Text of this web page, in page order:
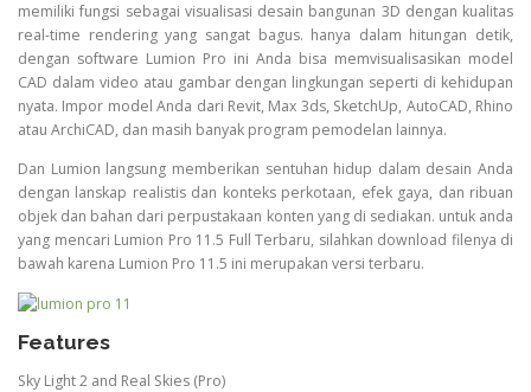
memiliki fungsi sebagai visualisasi desain bangunan 3D dengan kualitas
real-time rendering yang sangat bagus. hanya dalam hitungan detik,
dengan software Lumion Pro ini Anda bisa memvisualisasikan model
CAD dalam video atau gambar dengan lingkungan seperti di kehidupan
nyata. Impor model Anda dari Revit, Max 3ds, SketchUp, AutoCAD, Rhino
atau ArchiCAD, dan masih banyak program pemodelan lainnya.
Dan Lumion langsung memberikan sentuhan hidup dalam desain Anda
dengan lanskap realistis dan konteks perkotaan, efek gaya, dan ribuan
objek dan bahan dari perpustakaan konten yang di sediakan. untuk anda
yang mencari Lumion Pro 11.5 Full Terbaru, silahkan download filenya di
bawah karena Lumion Pro 11.5 ini merupakan versi terbaru.
Features
Sky Light 2 and Real Skies (Pro)